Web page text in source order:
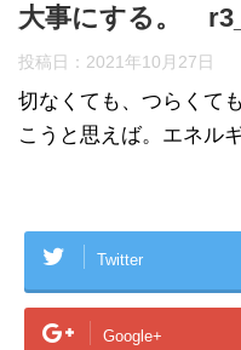
大事にする。
投稿日： 2021年10月27日
切なくても、つらくて
こうと思えば。エネルギ
Twitter
Google+